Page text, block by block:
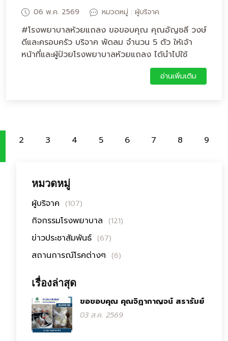
06 พ.ค. 2569 หมวดหมู่ : ผู้บริจาค
#โรงพยาบาลห้วยแถลง ขอขอบคุณ คุณอัญชลี วงษ์
ดีและครอบครัว บริจาค พัดลม จำนวน 5 ตัว ให้เจ้า
หน้าที่และผู้ป่วยโรงพยาบาลห้วยแถลง ได้นำไปใช้
อ่านเพิ่มเติม
2 3 4 5 6 7 8 9
หมวดหมู่
ผู้บริจาค (107)
กิจกรรมโรงพยาบาล (121)
ข่าวประชาสัมพันธ์ (67)
สถานการณ์โรคต่างๆ (6)
เรื่องล่าสุด
ขอขอบคุณ คุณจิฏากาญจน์ สรารัมย์
03 ส.ค. 2569